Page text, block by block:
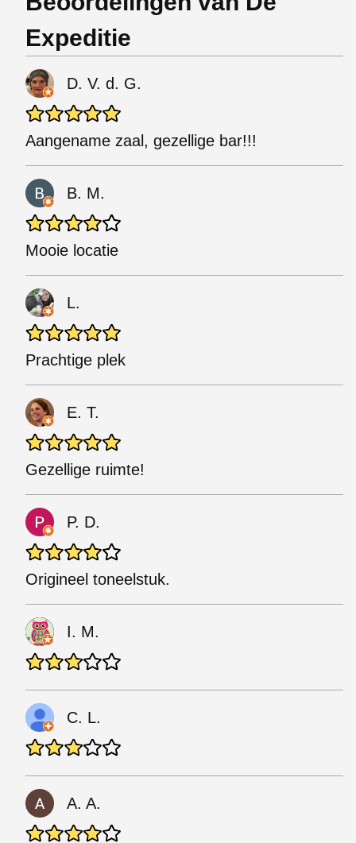
Expeditie
D. V. d. G.
Aangename zaal, gezellige bar!!!
B. M.
Mooie locatie
L.
Prachtige plek
E. T.
Gezellige ruimte!
P. D.
Origineel toneelstuk.
I. M.
C. L.
A. A.